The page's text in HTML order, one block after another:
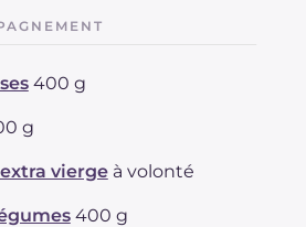
400 g
g
vierge à volonté
400 g